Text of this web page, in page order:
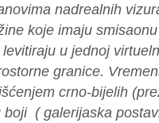
nadrealnih
koje imaju
u jednoj
granice.
crno-bijelih
( galerijaska